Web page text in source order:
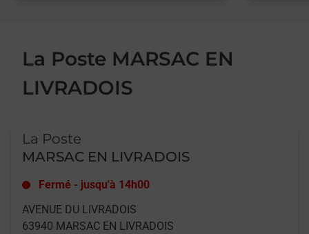
La Poste MARSAC EN
LIVRADOIS
La Poste
MARSAC EN LIVRADOIS
Fermé - jusqu'à 14h00
AVENUE DU LIVRADOIS
63940 MARSAC EN LIVRADOIS